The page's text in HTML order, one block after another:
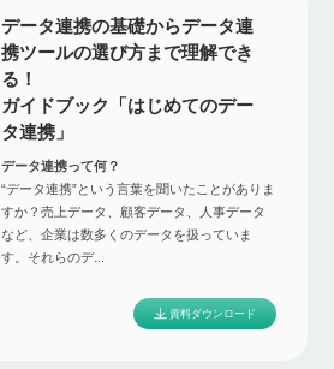
データ連携の基礎からデータ連
携ツールの選び方まで理解でき
る！
ガイドブック「はじめてのデー
タ連携」
データ連携って何？
“データ連携”という言葉を聞いたことがありま
すか？売上データ、顧客データ、人事データ
など、企業は数多くのデータを扱っていま
す。それらのデ...
資料ダウンロード